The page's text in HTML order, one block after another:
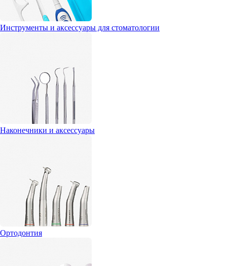
Инструменты и аксессуары для стоматологии
Наконечники и аксессуары
Ортодонтия